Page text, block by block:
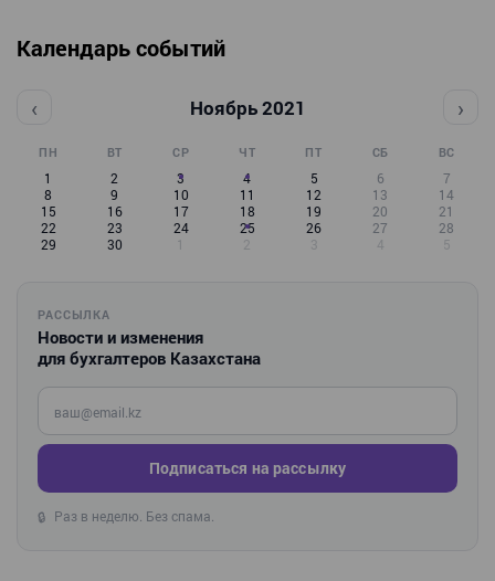
Календарь событий
‹ Ноябрь 2021 ›
ПН ВТ СР ЧТ ПТ СБ ВС
1 2 3 4 5 6
7
8
9 10 11 12 13
14
15
16 17 18 19 20
21
22
23 24 25 26 27
28
29
30 1 2 3 4 5
РАССЫЛКА
Новости и изменения
для бухгалтеров Казахстана
Введите ваш e-mail
Подписаться на рассылку
🔒 Раз в неделю. Без спама.